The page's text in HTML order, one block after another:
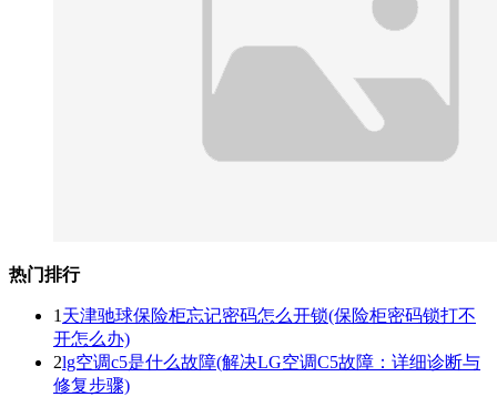
热门排行
1 天津驰球保险柜忘记密码怎么开锁(保险柜密码锁打不
开怎么办)
2lg空调c5是什么故障(解决LG空调C5故障：详细诊断与
修复步骤)